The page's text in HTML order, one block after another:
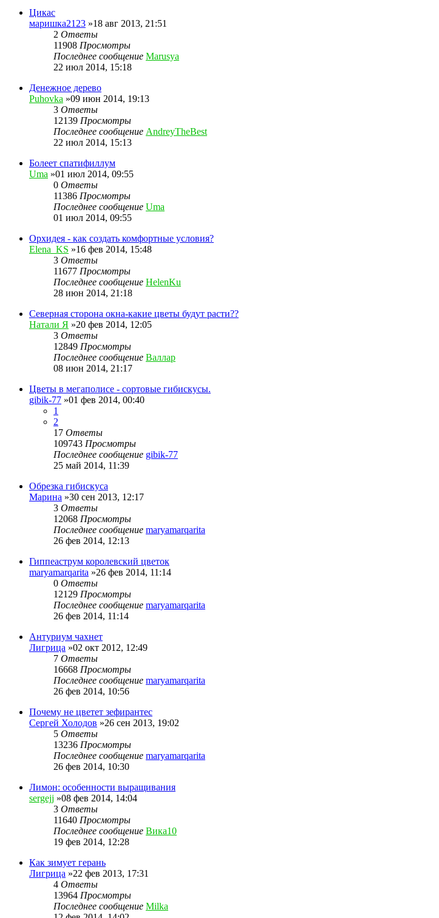
Цикас
маришка2123 »18 авг 2013, 21:51
2 Ответы
11908 Просмотры
Последнее сообщение Marusya
22 июл 2014, 15:18
Денежное дерево
Puhovka »09 июн 2014, 19:13
3 Ответы
12139 Просмотры
Последнее сообщение AndreyTheBest
22 июл 2014, 15:13
Болеет спатифиллум
Uma »01 июл 2014, 09:55
0 Ответы
11386 Просмотры
Последнее сообщение Uma
01 июл 2014, 09:55
Орхидея - как создать комфортные условия?
Elena_KS »16 фев 2014, 15:48
3 Ответы
11677 Просмотры
Последнее сообщение HelenKu
28 июн 2014, 21:18
Северная сторона окна-какие цветы будут расти??
Натали Я »20 фев 2014, 12:05
3 Ответы
12849 Просмотры
Последнее сообщение Валлар
08 июн 2014, 21:17
Цветы в мегаполисе - сортовые гибискусы.
gibik-77 »01 фев 2014, 00:40
1
2
17 Ответы
109743 Просмотры
Последнее сообщение gibik-77
25 май 2014, 11:39
Обрезка гибискуса
Марина »30 сен 2013, 12:17
3 Ответы
12068 Просмотры
Последнее сообщение maryamarqarita
26 фев 2014, 12:13
Гиппеаструм королевский цветок
maryamarqarita »26 фев 2014, 11:14
0 Ответы
12129 Просмотры
Последнее сообщение maryamarqarita
26 фев 2014, 11:14
Антуриум чахнет
Лигрица »02 окт 2012, 12:49
7 Ответы
16668 Просмотры
Последнее сообщение maryamarqarita
26 фев 2014, 10:56
Почему не цветет зефирантес
Сергей Холодов »26 сен 2013, 19:02
5 Ответы
13236 Просмотры
Последнее сообщение maryamarqarita
26 фев 2014, 10:30
Лимон: особенности выращивания
sergejj »08 фев 2014, 14:04
3 Ответы
11640 Просмотры
Последнее сообщение Вика10
19 фев 2014, 12:28
Как зимует герань
Лигрица »22 фев 2013, 17:31
4 Ответы
13964 Просмотры
Последнее сообщение Milka